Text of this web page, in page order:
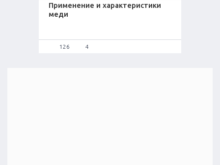
Применение и характеристики
меди
126 4